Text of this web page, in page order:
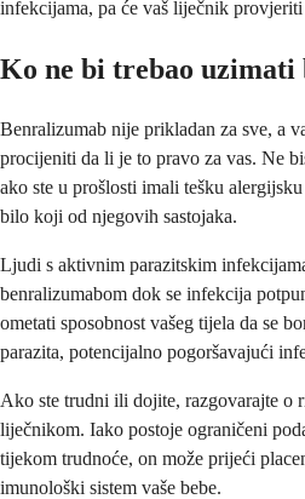
infekcijama, pa će vaš liječnik
Ko ne bi trebao uzimati
Benralizumab nije prikladan za sve, a
procijeniti da li je to pravo za vas. Ne
ako ste u prošlosti imali tešku
bilo koji od njegovih sastojaka.
Ljudi s aktivnim parazitskim
benralizumabom dok se infekcija
ometati sposobnost vašeg tijela da se
parazita, potencijalno pogoršavajući
Ako ste trudni ili dojite, razgovarajte o
liječnikom. Iako postoje ograničeni
tijekom trudnoće, on može prijeći
imunološki sistem vaše bebe.